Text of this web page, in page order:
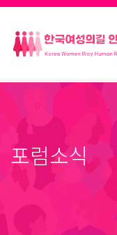
포럼소식